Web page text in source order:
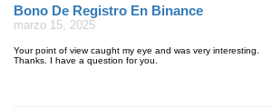
Bono De Registro En Binance
marzo 15, 2025
Your point of view caught my eye and was very interesting.
Thanks. I have a question for you.